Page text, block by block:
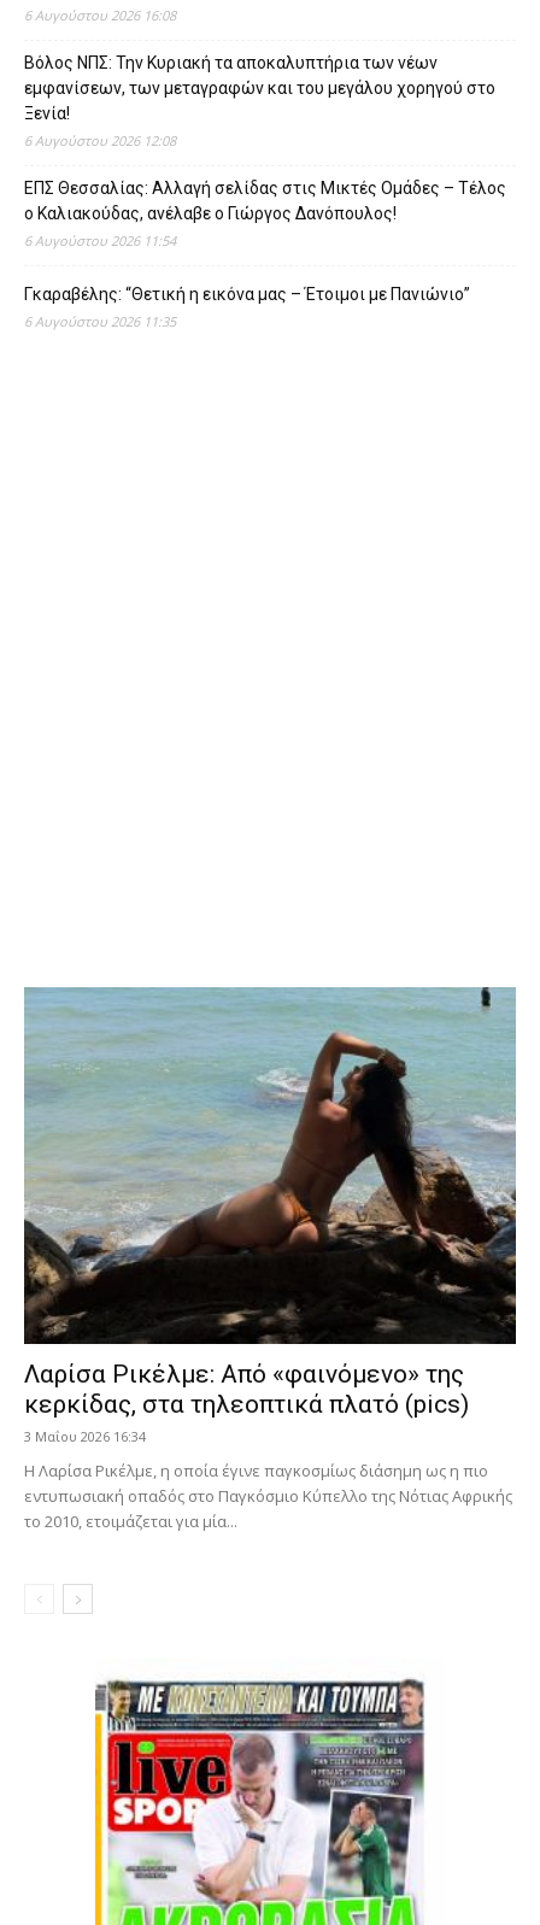
6 Αυγούστου 2026 16:08
Βόλος ΝΠΣ: Την Κυριακή τα αποκαλυπτήρια των νέων
εμφανίσεων, των μεταγραφών και του μεγάλου χορηγού στο
Ξενία!
6 Αυγούστου 2026 12:08
ΕΠΣ Θεσσαλίας: Αλλαγή σελίδας στις Μικτές Ομάδες – Τέλος
ο Καλιακούδας, ανέλαβε ο Γιώργος Δανόπουλος!
6 Αυγούστου 2026 11:54
Γκαραβέλης: “Θετική η εικόνα μας – Έτοιμοι με Πανιώνιο”
6 Αυγούστου 2026 11:35
Λαρίσα Ρικέλμε: Από «φαινόμενο» της
κερκίδας, στα τηλεοπτικά πλατό (pics)
3 Μαΐου 2026 16:34
Η Λαρίσα Ρικέλμε, η οποία έγινε παγκοσμίως διάσημη ως η πιο
εντυπωσιακή οπαδός στο Παγκόσμιο Κύπελλο της Νότιας Αφρικής
το 2010, ετοιμάζεται για μία...